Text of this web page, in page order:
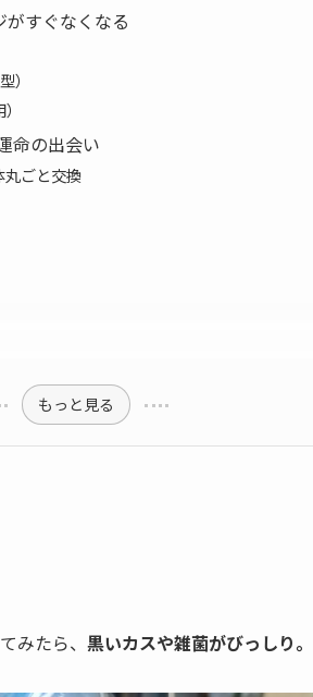
すぐなくなる
）
命の出会い
丸ごと交換
もっと見る
みたら、 黒いカスや雑菌がびっしり。